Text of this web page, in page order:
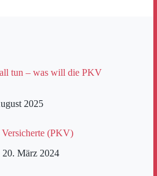
tun – was will die PKV
2025
(PKV)
20. März 2024